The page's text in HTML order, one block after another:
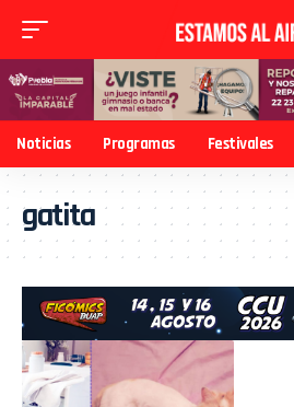
Noticias Programas Festivales
gatita